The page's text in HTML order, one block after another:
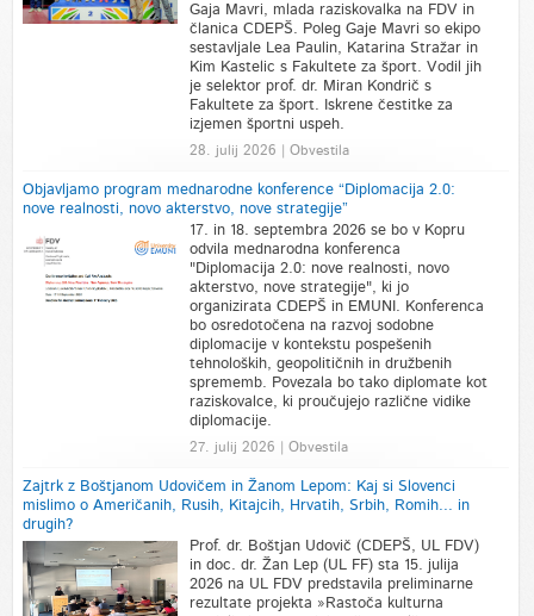
Gaja Mavri, mlada raziskovalka na FDV in
članica CDEPŠ. Poleg Gaje Mavri so ekipo
sestavljale Lea Paulin, Katarina Stražar in
Kim Kastelic s Fakultete za šport. Vodil jih
je selektor prof. dr. Miran Kondrič s
Fakultete za šport. Iskrene čestitke za
izjemen športni uspeh.
28. julij 2026 | Obvestila
Objavljamo program mednarodne konference “Diplomacija 2.0:
nove realnosti, novo akterstvo, nove strategije”
17. in 18. septembra 2026 se bo v Kopru
odvila mednarodna konferenca
"Diplomacija 2.0: nove realnosti, novo
akterstvo, nove strategije", ki jo
organizirata CDEPŠ in EMUNI. Konferenca
bo osredotočena na razvoj sodobne
diplomacije v kontekstu pospešenih
tehnoloških, geopolitičnih in družbenih
sprememb. Povezala bo tako diplomate kot
raziskovalce, ki proučujejo različne vidike
diplomacije.
27. julij 2026 | Obvestila
Zajtrk z Boštjanom Udovičem in Žanom Lepom: Kaj si Slovenci
mislimo o Američanih, Rusih, Kitajcih, Hrvatih, Srbih, Romih... in
drugih?
Prof. dr. Boštjan Udovič (CDEPŠ, UL FDV)
in doc. dr. Žan Lep (UL FF) sta 15. julija
2026 na UL FDV predstavila preliminarne
rezultate projekta »Rastoča kulturna